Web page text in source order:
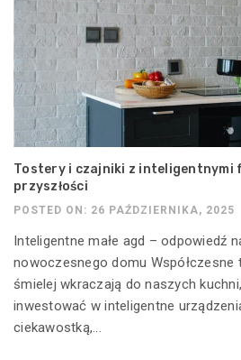
Tostery i czajniki z inteligentnymi
przyszłości
POSTED ON: 26 PAŹDZIERNIKA, 2025
Inteligentne małe agd – odpowiedź
nowoczesnego domu Współczesne
śmielej wkraczają do naszych
inwestować w inteligentne
ciekawostką,...